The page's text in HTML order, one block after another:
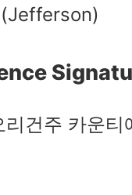
리건주 카운티